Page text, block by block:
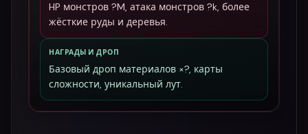
HP монстров ?M, атака монстров ?k, более
жёсткие руды и деревья.
НАГРАДЫ И ДРОП
Базовый дроп материалов ×?, карты
сложности, уникальный лут.